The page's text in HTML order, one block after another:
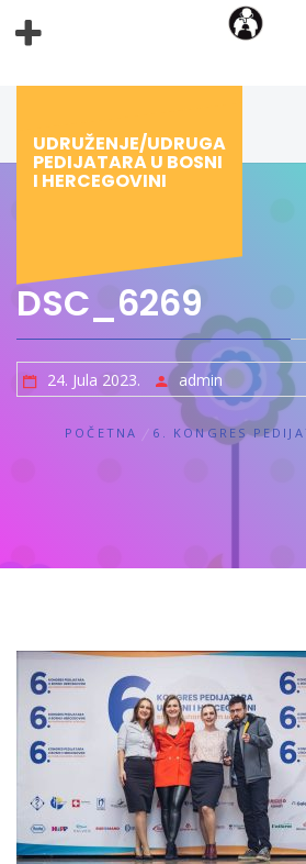
na
UDRUŽENJE/UDRUGA
PEDIJATARA U BOSNI
I HERCEGOVINI
DSC_6269
24. Jula 2023. admin
POČETNA 6. KONGRES